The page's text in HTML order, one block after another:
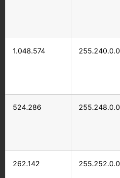
1.048.574 255.240.0.0
524.286 255.248.0.0
262.142 255.252.0.0